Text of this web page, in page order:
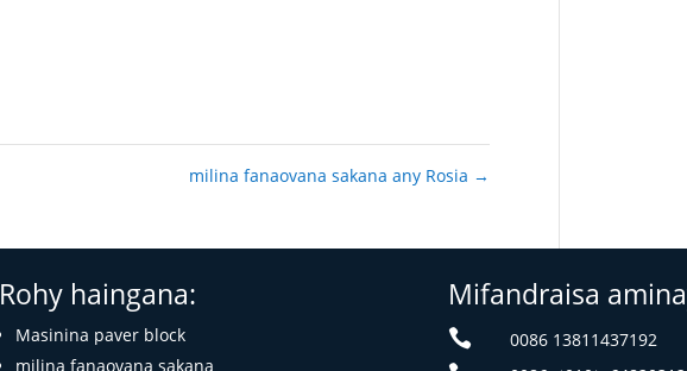
milina fanaovana sakana any Rosia →
Rohy haingana:
Masinina paver block
milina fanaovana sakana
Mifandraisa
 0086 13811437192